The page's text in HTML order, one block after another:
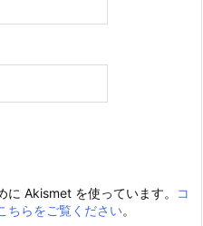
Akismet を使っています。
コ
ちらをご覧ください。